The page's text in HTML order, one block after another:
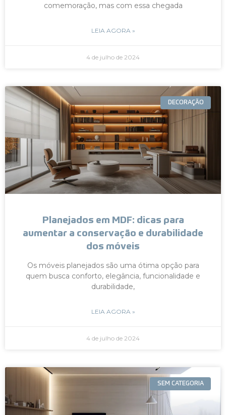
comemoração, mas com essa chegada
LEIA AGORA »
4 de julho de 2024
DECORAÇÃO
Planejados em MDF: dicas para
aumentar a conservação e durabilidade
dos móveis
Os móveis planejados são uma ótima opção para
quem busca conforto, elegância, funcionalidade e
durabilidade,
LEIA AGORA »
4 de julho de 2024
SEM CATEGORIA